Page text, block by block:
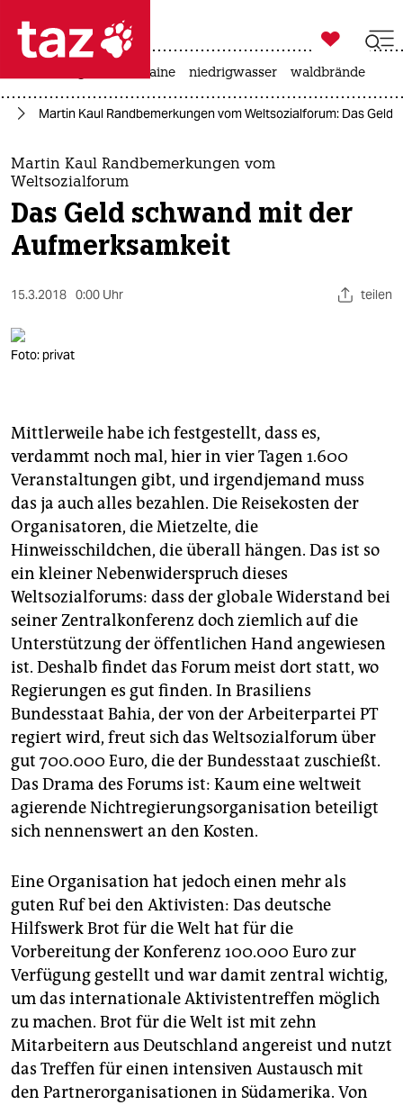
 taz zahl ich
taz zahl ich
themen
politik
öko
gesellschaft
kultur
sport
nord
wahrheit
verlag
verlag
veranstaltungen
fragen & hilfe
unterstützen
abo
genossenschaft
epaper login

taz zahl ich
krieg in der ukraine niedrigwasser waldbrände
Martin Kaul Randbemerkungen vom Weltsozialforum: Das Geld
Martin Kaul Randbemerkungen vom
Weltsozialforum
Das Geld schwand mit der
Aufmerksamkeit
15.3.2018 0:00 Uhr teilen
Foto: privat
Mittlerweile habe ich festgestellt, dass es,
verdammt noch mal, hier in vier Tagen 1.600
Veranstaltungen gibt, und irgendjemand muss
das ja auch alles bezahlen. Die Reisekosten der
Organisatoren, die Mietzelte, die
Hinweisschildchen, die überall hängen. Das ist so
ein kleiner Nebenwiderspruch dieses
Weltsozialforums: dass der globale Widerstand bei
seiner Zentralkonferenz doch ziemlich auf die
Unterstützung der öffentlichen Hand angewiesen
ist. Deshalb findet das Forum meist dort statt, wo
Regierungen es gut finden. In Brasiliens
Bundesstaat Bahia, der von der Arbeiterpartei PT
regiert wird, freut sich das Weltso­zial­forum über
gut 700.000 Euro, die der Bundesstaat zuschießt.
Das Drama des Forums ist: Kaum eine weltweit
agierende Nichtregierungsorganisation beteiligt
sich nennenswert an den Kosten.
Eine Organisation hat jedoch einen mehr als
guten Ruf bei den Aktivisten: Das deutsche
Hilfswerk Brot für die Welt hat für die
Vorbereitung der Konferenz 100.000 Euro zur
Verfügung gestellt und war damit zentral wichtig,
um das internationale Aktivistentreffen möglich
zu machen. Brot für die Welt ist mit zehn
Mitarbeitern aus Deutschland angereist und nutzt
das Treffen für einen intensiven Austausch mit
den Partnerorganisationen in Südamerika. Von